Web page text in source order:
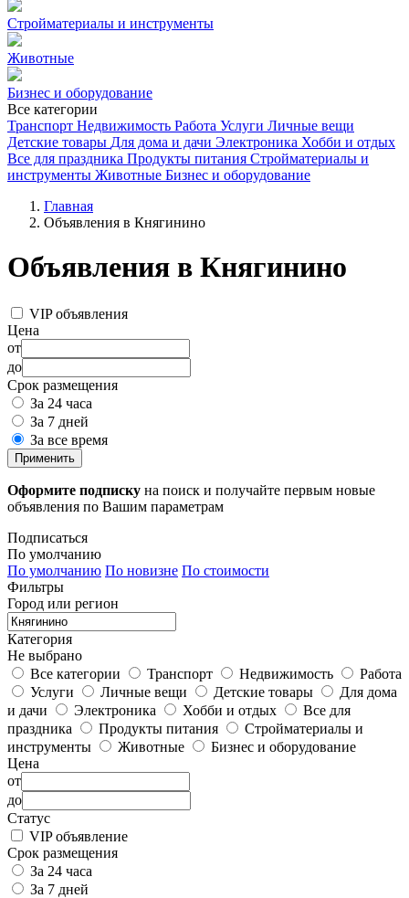
Стройматериалы и инструменты
Животные
Бизнес и оборудование
Все категории
Транспорт Недвижимость Работа Услуги Личные вещи
Детские товары Для дома и дачи Электроника Хобби и отдых
Все для праздника Продукты питания Стройматериалы и
инструменты Животные Бизнес и оборудование
Главная
Объявления в Княгинино
Объявления в Княгинино
VIP объявления
Цена
от
до
Срок размещения
За 24 часа
За 7 дней
За все время
Применить
Оформите подписку на поиск и получайте первым новые
объявления по Вашим параметрам
Подписаться
По умолчанию
По умолчанию По новизне По стоимости
Фильтры
Город или регион
Категория
Не выбрано
Все категории
Транспорт Недвижимость
Работа
Услуги
Личные вещи Детские товары
Для дома
и дачи
Электроника Хобби и отдых
Все для
праздника
Продукты питания
Стройматериалы и
инструменты
Животные
Бизнес и оборудование
Цена
от
до
Статус
VIP объявление
Срок размещения
За 24 часа
За 7 дней